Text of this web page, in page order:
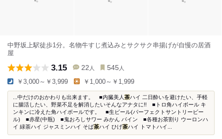
中野坂上駅徒歩1分。名物牛すじ煮込みとサクサク串揚げが自慢の居酒
屋
3.15 22 人 545 人
￥3,000～￥3,999 ￥1,000～￥1,999
...中だけのおかわりも出来ます。 ■内臓美人 茶ハイ 二日酔いを避けたい、手軽
に腸活したい、野菜不足を解消したいそんなアナタに!! ■トロ角ハイボール キ
ンキンに冷えた角ハイボールです。 ■生ビール(パーフェクトサントリービー
ル) ■赤星(中瓶) ■鬼おろしサワー みかん パイン ■各種お茶割り ウーロンハ
イ 緑茶ハイ ジャスミンハイ そば茶ハイ ひげ茶ハイ トマトハイ...